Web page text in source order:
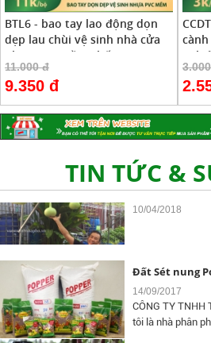
BTL6 - bao tay lao động dọn
dẹp lau chùi vệ sinh nhà cửa
nhựa PVC mềm chống trượt
free size ( M ) ( xem trong mô
tả )
11.000 đ
9.350 đ
cành
TIN TỨC &
Đất Sét Nung
20/11/2018
Đất Sét Nung
Hydroponics
CÔNG TY TNHH
tôi là nhà phân